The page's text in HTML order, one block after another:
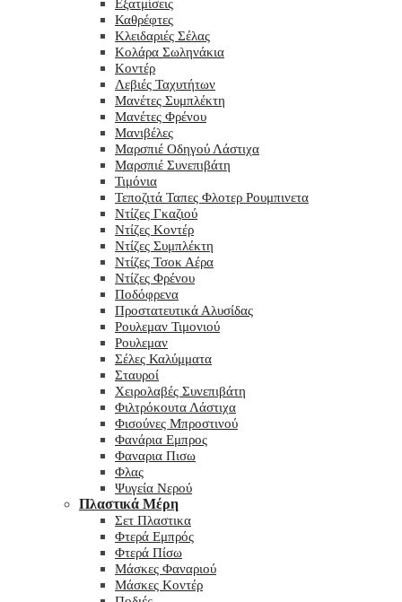
Εξατμίσεις
Καθρέφτες
Κλειδαριές Σέλας
Κολάρα Σωληνάκια
Κοντέρ
Λεβιές Ταχυτήτων
Μανέτες Συμπλέκτη
Μανέτες Φρένου
Μανιβέλες
Μαρσπιέ Οδηγού Λάστιχα
Μαρσπιέ Συνεπιβάτη
Τιμόνια
Τεποζιτά Ταπες Φλοτερ Ρουμπινετα
Ντίζες Γκαζιού
Ντίζες Κοντέρ
Ντίζες Συμπλέκτη
Ντίζες Τσοκ Αέρα
Ντίζες Φρένου
Ποδόφρενα
Προστατευτικά Αλυσίδας
Ρουλεμαν Τιμονιού
Ρουλεμαν
Σέλες Καλύμματα
Σταυροί
Χειρολαβές Συνεπιβάτη
Φιλτρόκουτα Λάστιχα
Φισούνες Μπροστινού
Φανάρια Εμπρος
Φαναρια Πισω
Φλας
Ψυγεία Νερού
Πλαστικά Μέρη
Σετ Πλαστικα
Φτερά Εμπρός
Φτερά Πίσω
Μάσκες Φαναριού
Μάσκες Κοντέρ